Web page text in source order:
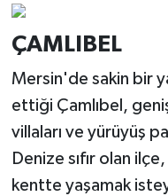
ÇAMLIBEL
Mersin'de sakin bir
ettiği Çamlıbel,
villaları ve yürüyüş
Denize sıfır olan
kentte yaşamak